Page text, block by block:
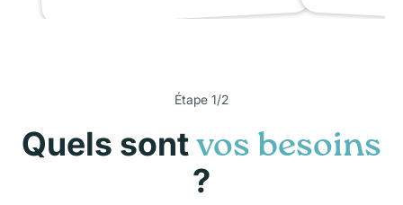
Étape 1/2
Quels sont vos besoins
?